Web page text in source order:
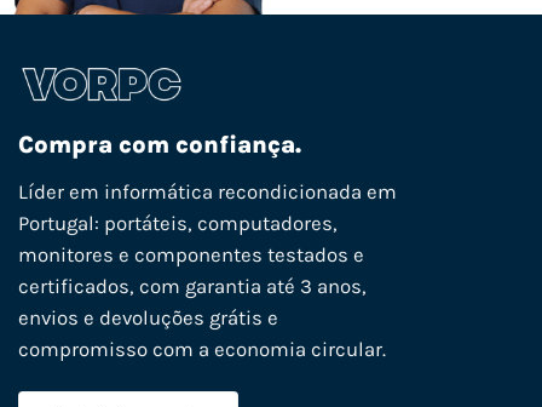
Compra com confiança.
Líder em informática recondicionada em
Portugal: portáteis, computadores,
monitores e componentes testados e
certificados, com garantia até 3 anos,
envios e devoluções grátis e
compromisso com a economia circular.